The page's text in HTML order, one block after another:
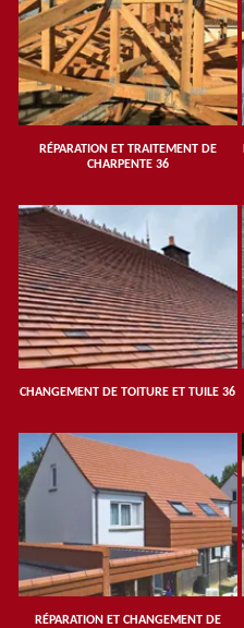
RÉPARATION ET TRAITEMENT DE
CHARPENTE 36
CHANGEMENT DE TOITURE ET TUILE 36
RÉPARATION ET CHANGEMENT DE